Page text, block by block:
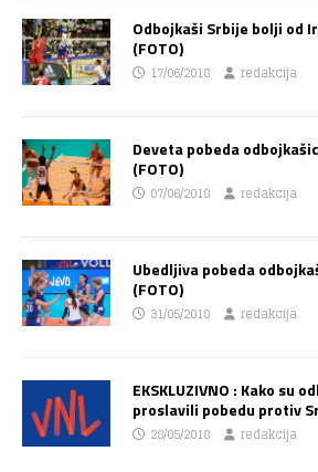
Odbojkaši Srbije bolji od
(FOTO)
17/06/2018 redakcija
Deveta pobeda
(FOTO)
07/06/2018 redakcija
Ubedljiva pobeda
(FOTO)
31/05/2018 redakcija
EKSKLUZIVNO : Kako su
proslavili pobedu protiv
28/05/2018 redakcija